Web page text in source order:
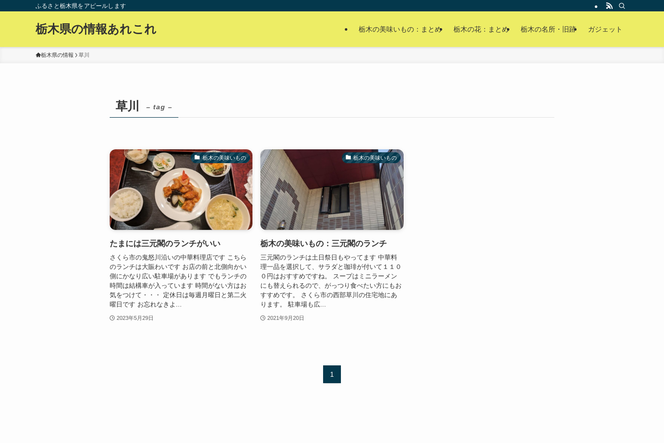
ふるさと栃木県をアピールします
栃木県の情報あれこれ 栃木の美味いもの：まとめ 栃木の花：まとめ 栃木の名所・旧跡 ガジェット
栃木県の情報 草川
草川 – tag –
栃木の美味いもの
たまには三元閣のランチがいい
さくら市の鬼怒川沿いの中華料理店です こちら
のランチは大賑わいです お店の前と北側向かい
側にかなり広い駐車場があります でもランチの
時間は結構車が入っています 時間がない方はお
気をつけて・・・ 定休日は毎週月曜日と第二火
曜日です お忘れなきよ...
2023年5月29日
栃木の美味いもの
栃木の美味いもの：三元閣のランチ
三元閣のランチは土日祭日もやってます 中華料
理一品を選択して、サラダと珈琲が付いて１１０
０円はおすすめですね。 スープはミニラーメン
にも替えられるので、がっつり食べたい方にもお
すすめです。 さくら市の西部草川の住宅地にあ
ります。 駐車場も広...
2021年9月20日
1